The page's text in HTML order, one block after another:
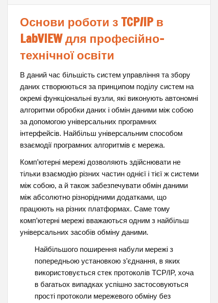
Основи роботи з TCP/IP в
LabVIEW для професійно-
технічної освіти
В даний час більшість систем управління та збору
даних створюються за принципом поділу систем на
окремі функціональні вузли, які виконують автономні
алгоритми обробки даних і обмін даними між собою
за допомогою універсальних програмних
інтерфейсів. Найбільш універсальним способом
взаємодії програмних алгоритмів є мережа.
Комп’ютерні мережі дозволяють здійснювати не
тільки взаємодію різних частин однієї і тієї ж системи
між собою, а й також забезпечувати обмін даними
між абсолютно різнорідними додатками, що
працюють на різних платформах. Саме тому
комп’ютерні мережі вважаються одним з найбільш
універсальних засобів обміну даними.
Найбільшого поширення набули мережі з
попередньою установкою з’єднання, в яких
використовується стек протоколів TCP/IP, хоча
в багатьох випадках успішно застосовуються
прості протоколи мережевого обміну без